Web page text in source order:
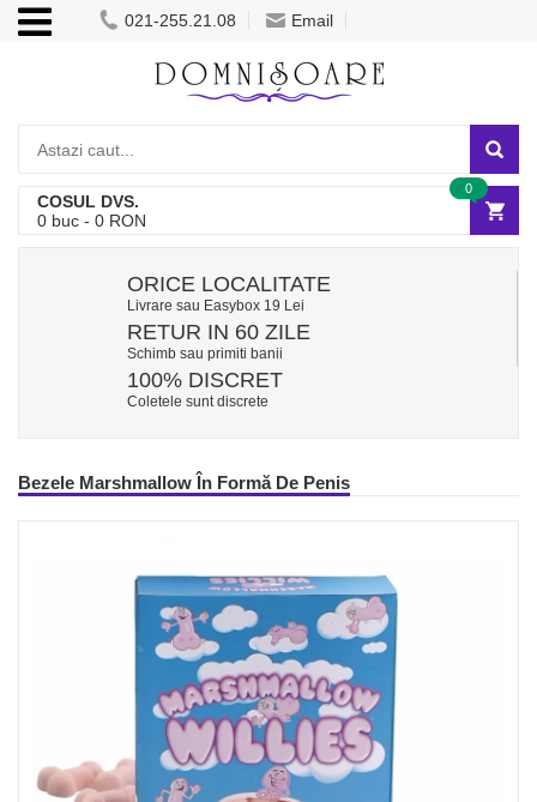
021-255.21.08 Email
COSUL DVS.
0 buc - 0 RON
0
ORICE LOCALITATE
Livrare sau Easybox 19 Lei
RETUR IN 60 ZILE
Schimb sau primiti banii
100% DISCRET
Coletele sunt discrete
Bezele Marshmallow În Formă De Penis